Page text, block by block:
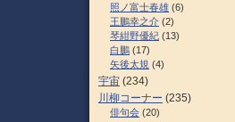
照ノ富士春雄 (6)
王鵬幸之介 (2)
琴紺野優紀 (13)
白鵬 (17)
矢後太規 (4)
宇宙 (234)
川柳コーナー (235)
俳句会 (20)